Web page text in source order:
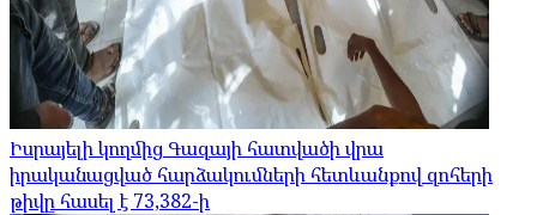
Իսրայելի կողմից Գազայի հատվածի վրա
իրականացված հարձակումների հետևանքով զոհերի
թիվը հասել է 73,382-ի